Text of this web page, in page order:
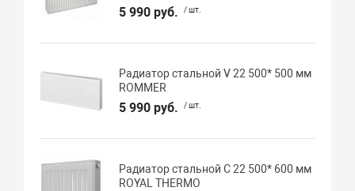
5 990 руб. / шт.
Радиатор стальной V 22 500* 500 мм
ROMMER
5 990 руб. / шт.
Радиатор стальной C 22 500* 600 мм
ROYAL THERMO